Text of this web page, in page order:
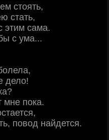
стоять,
стать,
этим сама.
с ума...
дело!
мне пока.
повод найдется.